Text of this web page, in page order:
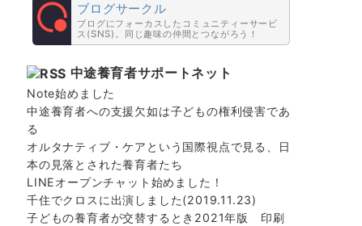
ブログサークル
ブログにフォーカスしたコミュニティーサービ
ス(SNS)。同じ趣味の仲間とつながろう！
中途養育者サポートネット
Note始めました
中途養育者への支援欠如は子どもの権利侵害であ
る
オルタナティブ・ケアという国際視点で見る、日
本の見落とされた養育者たち
LINEオープンチャット始めました！
千住でクロスに出演しました(2019.11.23)
子どもの養育者が交替するとき2021年版 印刷